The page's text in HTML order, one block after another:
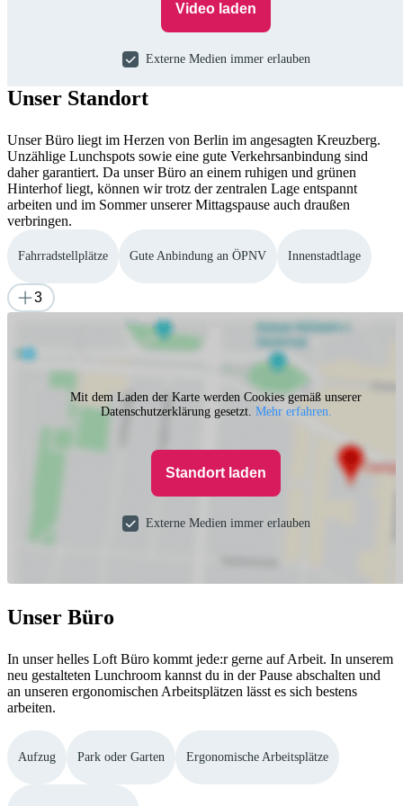
Video laden
Externe Medien immer erlauben
Unser Standort
Unser Büro liegt im Herzen von Berlin im angesagten Kreuzberg.
Unzählige Lunchspots sowie eine gute Verkehrsanbindung sind
daher garantiert. Da unser Büro an einem ruhigen und grünen
Hinterhof liegt, können wir trotz der zentralen Lage entspannt
arbeiten und im Sommer unserer Mittagspause auch draußen
verbringen.
Fahrradstellplätze Gute Anbindung an ÖPNV Innenstadtlage
3
Mit dem Laden der Karte werden Cookies gemäß unserer
Datenschutzerklärung gesetzt. Mehr erfahren.
Standort laden
Externe Medien immer erlauben
Unser Büro
In unser helles Loft Büro kommt jede:r gerne auf Arbeit. In unserem
neu gestalteten Lunchroom kannst du in der Pause abschalten und
an unseren ergonomischen Arbeitsplätzen lässt es sich bestens
arbeiten.
Aufzug Park oder Garten Ergonomische Arbeitsplätze